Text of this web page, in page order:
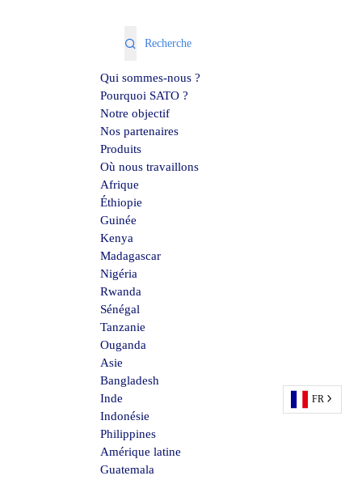
Qui sommes-nous ?
Pourquoi SATO ?
Notre objectif
Nos partenaires
Produits
Où nous travaillons
Afrique
Éthiopie
Guinée
Kenya
Madagascar
Nigéria
Rwanda
Sénégal
Tanzanie
Ouganda
Asie
Bangladesh
Inde
Indonésie
Philippines
Amérique latine
Guatemala
FR